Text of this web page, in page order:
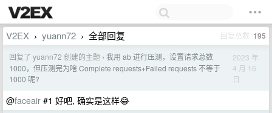
V2EX › yuann72 › 全部回复 回复总数 195
回复了 yuann72 创建的主题 › 我用 ab 进行压测，设置请求总数
1000，但压测完为啥 Complete requests+Failed requests 不等于
1000 呢?
2023 年
4 月 16
日
@faceair #1 好吧, 确实是这样😂